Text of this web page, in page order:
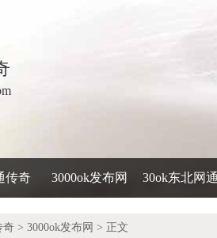
传奇 3000ok发布网 30ok东北网
奇 > 3000ok发布网 > 正文